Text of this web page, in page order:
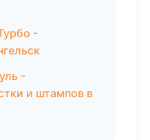
-
-
и штампов в